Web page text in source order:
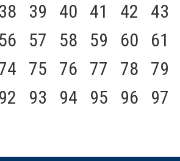
38 39 40 41 42
43
56 57 58 59 60
61
75 76 77 78
79
92 93 94 95 96 97